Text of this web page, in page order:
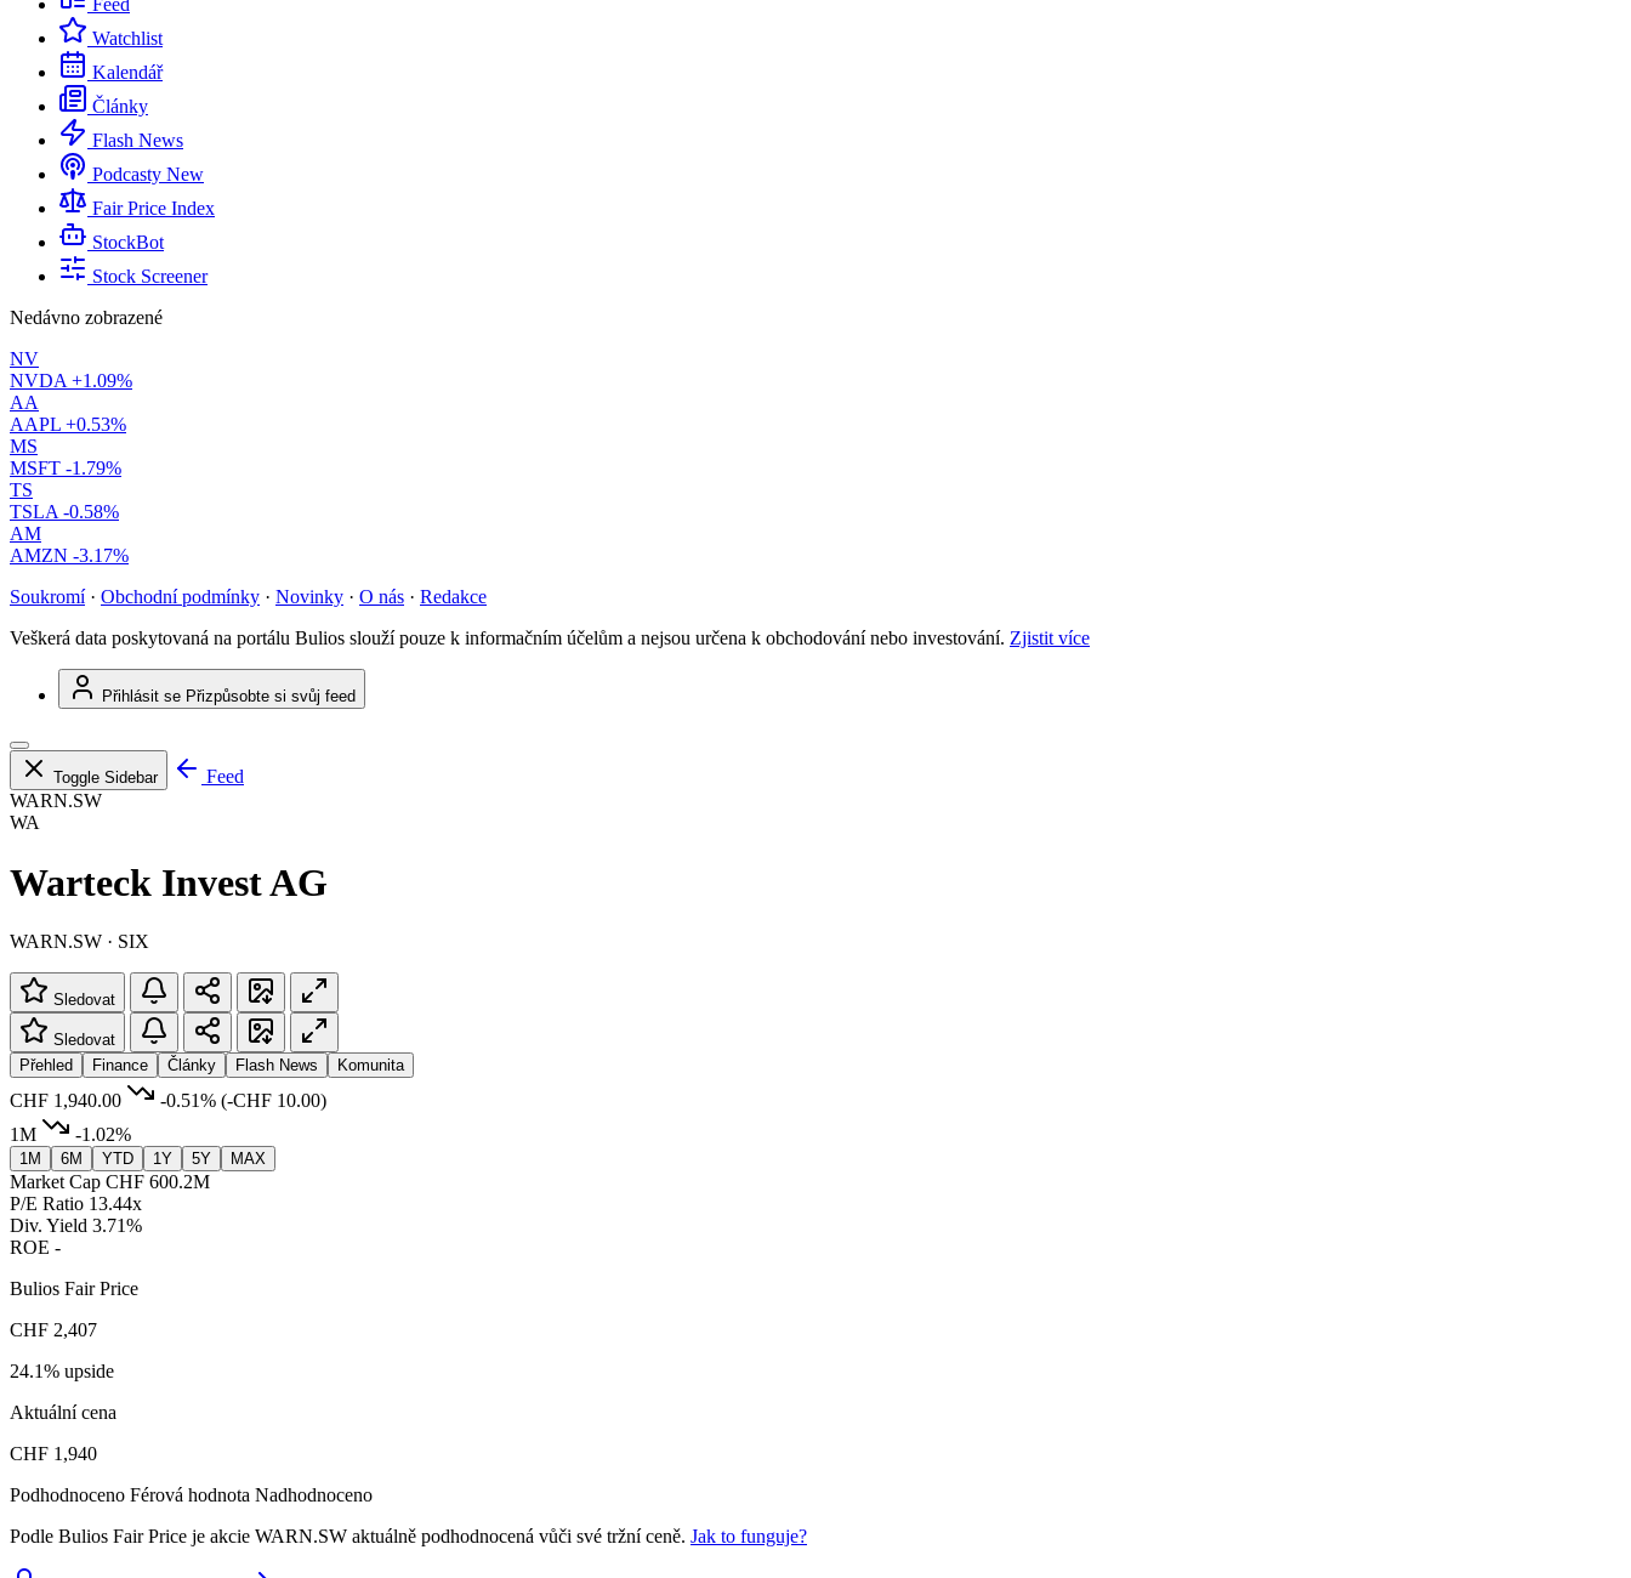
Feed
Watchlist
Kalendář
Články
Flash News
Podcasty New
Fair Price Index
StockBot
Stock Screener
Nedávno zobrazené
NV
NVDA +1.09%
AA
AAPL +0.53%
MS
MSFT -1.79%
TS
TSLA -0.58%
AM
AMZN -3.17%
Soukromí · Obchodní podmínky · Novinky · O nás · Redakce
Veškerá data poskytovaná na portálu Bulios slouží pouze k informačním účelům a nejsou určena k obchodování nebo investování. Zjistit více
Přihlásit se Přizpůsobte si svůj feed
Toggle Sidebar
Feed
WARN.SW
WA
Warteck Invest AG
WARN.SW · SIX
Sledovat
Sledovat
Přehled
Finance Články Flash News Komunita
CHF 1,940.00 -0.51% (-CHF 10.00)
1M
-1.02%
1M 6M YTD 1Y 5Y MAX
Market Cap CHF 600.2M
P/E Ratio 13.44x
Div. Yield 3.71%
ROE -
Bulios Fair Price
CHF 2,407
24.1% upside
Aktuální cena
CHF 1,940
Podhodnoceno Férová hodnota Nadhodnoceno
Podle Bulios Fair Price je akcie WARN.SW aktuálně podhodnocená vůči své tržní ceně. Jak to funguje?